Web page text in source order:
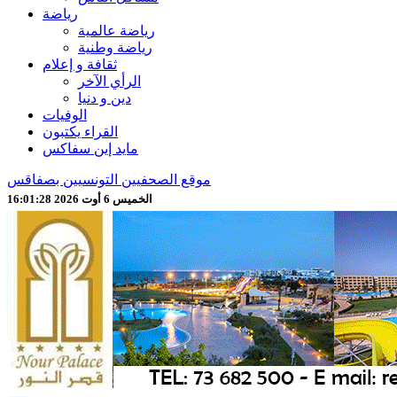
رياضة
رياضة عالمية
رياضة وطنية
ثقافة و إعلام
الرأي الآخر
دين و دنيا
الوفيات
القراء يكتبون
مايد إين سفاكس
موقع الصحفيين التونسيين بصفاقس
الخميس 6 أوت 2026 16:01:30